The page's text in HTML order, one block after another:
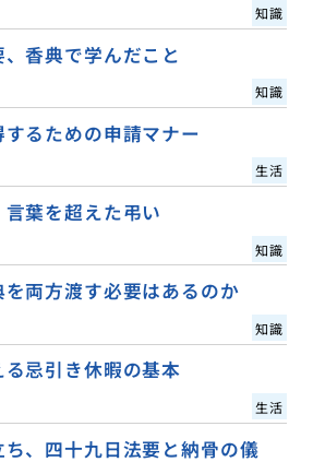
知識
香典で学んだこと
知識
るための申請マナー
生活
葉を超えた弔い
知識
両方渡す必要はあるのか
知識
忌引き休暇の基本
生活
、四十九日法要と納骨の儀